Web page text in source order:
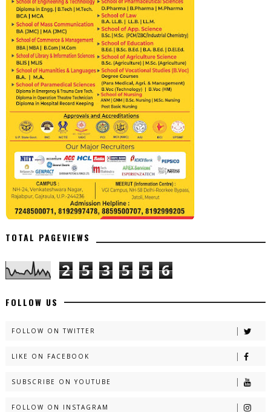
TOTAL PAGEVIEWS
2 5 3 5 5 6
FOLLOW US
FOLLOW ON TWITTER
LIKE ON FACEBOOK
SUBSCRIBE ON YOUTUBE
FOLLOW ON INSTAGRAM